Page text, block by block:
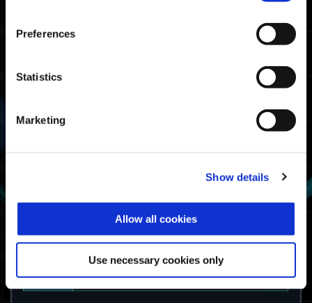
Preferences
Statistics
Marketing
Show details
Allow all cookies
Use necessary cookies only
Xbox Series X|S / Xbox
07:43.17
PlayStation🄬4
07:26.63
07:21.83
天眼 α ：狙擊瞄準
村雨 α ：冰霜長刀